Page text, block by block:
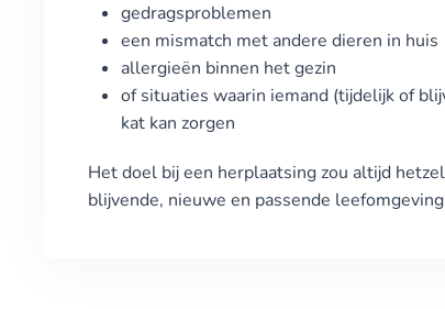
gedragsproblemen
een mismatch met andere dieren in huis
allergieën binnen het gezin
of situaties waarin iemand (tijdelijk of
kat kan zorgen
Het doel bij een herplaatsing zou altijd
blijvende, nieuwe en passende